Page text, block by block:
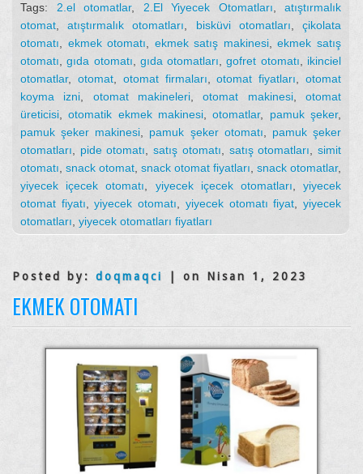
Tags: 2.el otomatlar, 2.El Yiyecek Otomatları
atıştırmalık
otomat ,atıştırmalık otomatları bisküvi otomatları ,çikolata
otomatı
ekmek otomatı ekmek satış makinesi,ekmek satış
otomatı ,gıda otomatı gıda otomatları ,gofret otomatı
ikinciel
otomatlar, otomat, otomat firmaları ,otomat fiyatları ,otomat
koyma izni
otomat makineleri ,otomat makinesi,otomat
üreticisi ,otomatik ekmek makinesi ,otomatlar, pamuk şeker,
pamuk şeker makinesi
pamuk şeker otomatı
pamuk şeker
otomatları
pide otomatı ,satış otomatı satış otomatları ,simit
otomatı snack otomat snack otomat fiyatları snack otomatlar,
yiyecek içecek otomatı
yiyecek içecek otomatları ,yiyecek
otomat fiyatı ,yiyecek otomatı yiyecek otomatı fiyat ,yiyecek
otomatları yiyecek otomatları fiyatları
Posted by: doqmaqci | on Nisan 1, 2023
EKMEK OTOMATI